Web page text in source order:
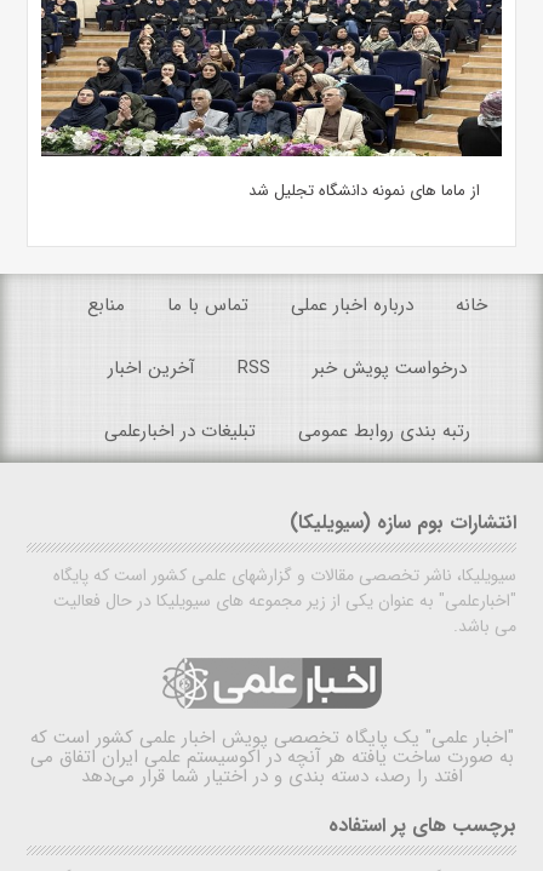
از ماما های نمونه دانشگاه تجلیل شد
خانه درباره اخبار عملی تماس با ما منابع
درخواست پویش خبر RSS آخرین اخبار
رتبه بندی روابط عمومی تبلیغات در اخبارعلمی
انتشارات بوم سازه (سیویلیکا)
سیویلیکا، ناشر تخصصی مقالات و گزارشهای علمی کشور است که پایگاه
"اخبارعلمی" به عنوان یکی از زیر مجموعه های سیویلیکا در حال فعالیت
می باشد.
"اخبار علمی" یک پایگاه تخصصی پویش اخبار علمی کشور است که
به صورت ساخت یافته هر آنچه در اکوسیستم علمی ایران اتفاق می
افتد را رصد، دسته بندی و در اختیار شما قرار می‌دهد
برچسب های پر استفاده